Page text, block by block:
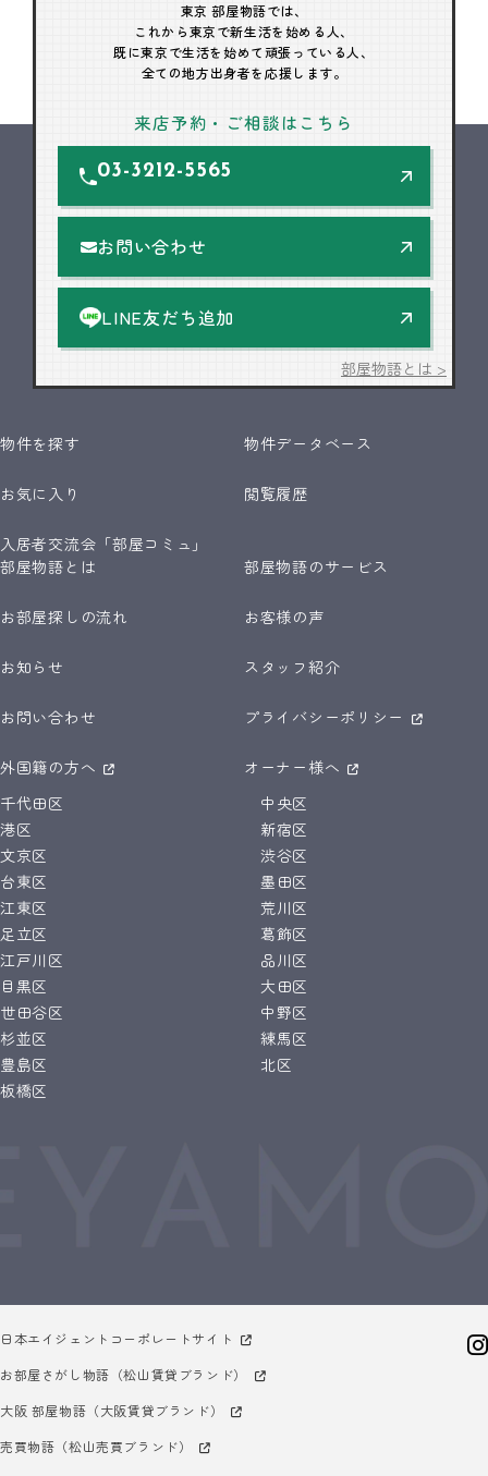
東京 部屋物語では、
これから東京で新生活を始める人、
既に東京で生活を始めて頑張っている人、
全ての地方出身者を応援します。
来店予約・ご相談はこちら
03-3212-5565
お問い合わせ
LINE友だち追加
部屋物語とは >
物件を探す 物件データベース
お気に入り 閲覧履歴
入居者交流会「部屋コミュ」
部屋物語とは
部屋物語のサービス
お部屋探しの流れ お客様の声
お知らせ スタッフ紹介
お問い合わせ プライバシーポリシー
外国籍の方へ
オーナー様へ
千代田区
中央区
港区
新宿区
文京区
渋谷区
台東区
墨田区
江東区
荒川区
足立区
葛飾区
江戸川区
品川区
目黒区
大田区
世田谷区
中野区
杉並区
練馬区
豊島区
北区
板橋区
日本エイジェントコーポレートサイト
お部屋さがし物語（松山賃貸ブランド）
大阪 部屋物語（大阪賃貸ブランド）
売買物語（松山売買ブランド）